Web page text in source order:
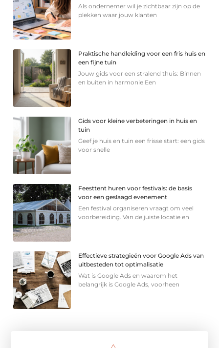
Als ondernemer wil je zichtbaar zijn op de
plekken waar jouw klanten
Praktische handleiding voor een fris huis en
een fijne tuin
Jouw gids voor een stralend thuis: Binnen
en buiten in harmonie Een
Gids voor kleine verbeteringen in huis en
tuin
Geef je huis en tuin een frisse start: een gids
voor snelle
Feesttent huren voor festivals: de basis
voor een geslaagd evenement
Een festival organiseren vraagt om veel
voorbereiding. Van de juiste locatie en
Effectieve strategieën voor Google Ads van
uitbesteden tot optimalisatie
Wat is Google Ads en waarom het
belangrijk is Google Ads, voorheen